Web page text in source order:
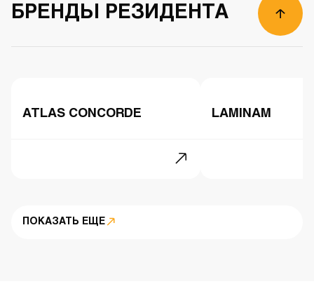
БРЕНДЫ РЕЗИДЕНТА
ATLAS CONCORDE LAMINAM
ПОКАЗАТЬ ЕЩЕ